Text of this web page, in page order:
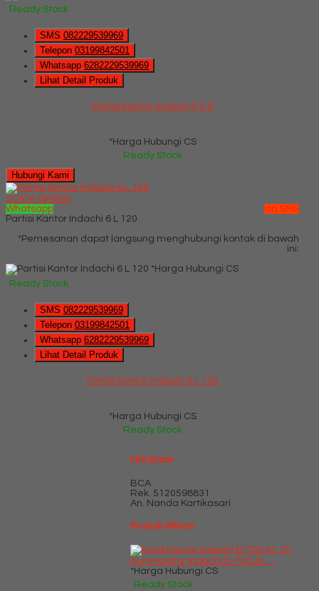
Ready Stock
SMS 082229539969
Telepon 03199842501
Whatsapp 6282229539969
Lihat Detail Produk
Partisi Kantor Indachi 4 X S
*Harga Hubungi CS
Ready Stock
Hubungi Kami
QUICK ORDER
Whatsapp
via SMS
Partisi Kantor Indachi 6 L 120
*Pemesanan dapat langsung menghubungi kontak di bawah
ini:
*Harga Hubungi CS
Ready Stock
SMS 082229539969
Telepon 03199842501
Whatsapp 6282229539969
Lihat Detail Produk
Partisi Kantor Indachi 6 L 120
*Harga Hubungi CS
Ready Stock
Info Bank
BCA
Rek. 5120598831
An. Nanda Kartikasari
Produk Pilihan
Kursi Kantor Indachi D-700 AL ....
*Harga Hubungi CS
Ready Stock